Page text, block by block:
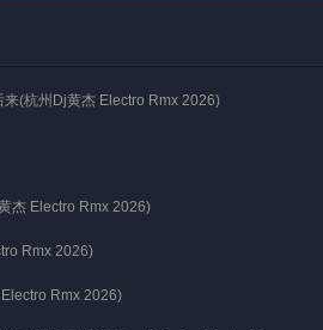
来(杭州Dj黄杰 Electro Rmx 2026)
杰 Electro Rmx 2026)
Rmx 2026)
Rmx 2026)